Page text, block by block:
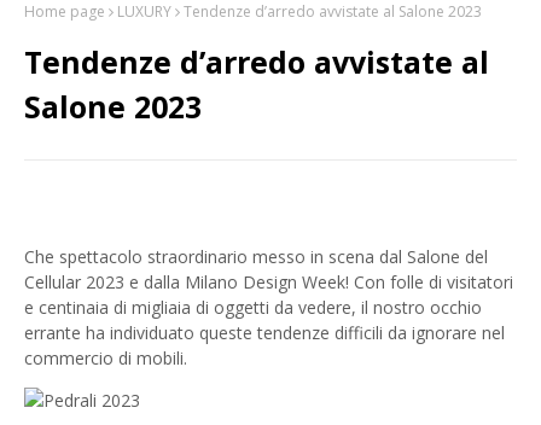
Home page LUXURY Tendenze d’arredo avvistate al Salone 2023
Tendenze d’arredo avvistate al
Salone 2023
Che spettacolo straordinario messo in scena dal Salone del
Cellular 2023 e dalla Milano Design Week! Con folle di visitatori
e centinaia di migliaia di oggetti da vedere, il nostro occhio
errante ha individuato queste tendenze difficili da ignorare nel
commercio di mobili.